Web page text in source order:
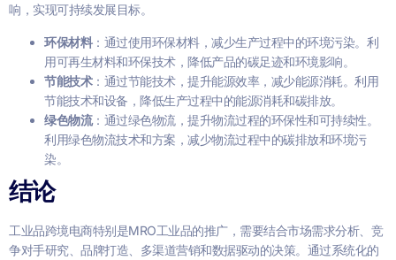
响，实现可持续发展目标。
环保材料：通过使用环保材料，减少生产过程中的环境污染。利
用可再生材料和环保技术，降低产品的碳足迹和环境影响。
节能技术：通过节能技术，提升能源效率，减少能源消耗。利用
节能技术和设备，降低生产过程中的能源消耗和碳排放。
绿色物流：通过绿色物流，提升物流过程的环保性和可持续性。
利用绿色物流技术和方案，减少物流过程中的碳排放和环境污
染。
结论
工业品跨境电商特别是MRO工业品的推广，需要结合市场需求分析、竞
争对手研究、品牌打造、多渠道营销和数据驱动的决策。通过系统化的